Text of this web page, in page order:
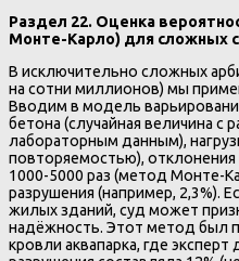
Раздел 22. Оценка
Монте-Карло) для сложных
В исключительно сложных
на сотни миллионов) мы
Вводим в модель
бетона (случайная величина с
лабораторным данным),
повторяемостью), отклонения
1000-5000 раз (метод Монте-
разрушения (например, 2,3%).
жилых зданий, суд может
надёжность. Этот метод был
кровли аквапарка, где